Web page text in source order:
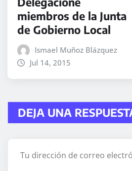
miembros de la Junta
de Gobierno Local
Ismael Muñoz Blázquez
Jul 14, 2015
DEJA UNA
Tu dirección de correo